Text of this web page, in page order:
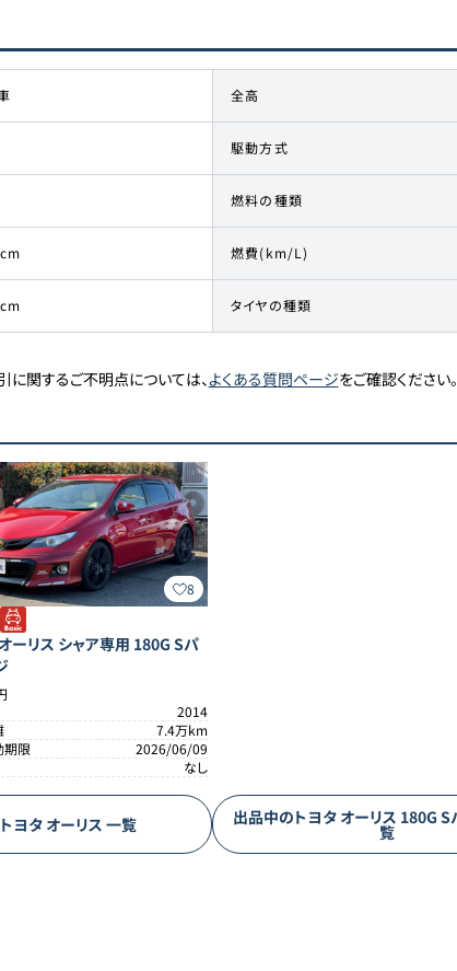
全高
駆動方式
燃料の種類
燃費(km/L)
タイヤの種類
に関するご不明点については、よくある質問ページをご確認ください。
8
オーリス シャア専用 180G Sパ
2014
7.4万km
期限
2026/06/09
なし
トヨタ オーリス 一覧 出品中のトヨタ オーリス 180G S
覧